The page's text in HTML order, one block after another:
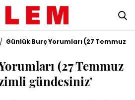
/ Günlük Burç Yorumları (27 Temmuz
(27 Temmuz
gündesiniz'